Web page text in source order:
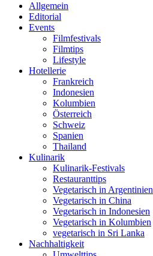
Allgemein
Editorial
Events
Filmfestivals
Filmtips
Lifestyle
Hotellerie
Frankreich
Indonesien
Kolumbien
Österreich
Schweiz
Spanien
Thailand
Kulinarik
Kulinarik-Festivals
Restauranttips
Vegetarisch in Argentinien
Vegetarisch in China
Vegetarisch in Indonesien
Vegetarisch in Kolumbien
vegetarisch in Sri Lanka
Nachhaltigkeit